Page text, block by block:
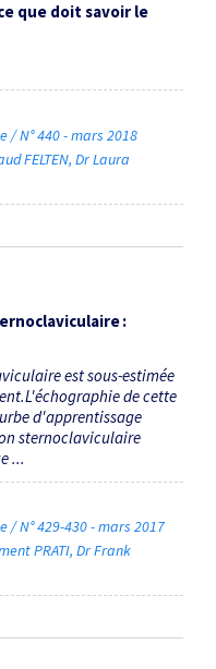
que doit savoir le
/ N° 440 - mars 2018
FELTEN Dr Laura
:
est sous-estimée
de cette
d'apprentissage
sternoclaviculaire
...
/ N° 429-430 - mars 2017
PRATI Dr Frank